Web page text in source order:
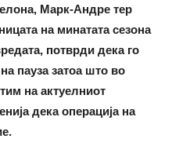
Марк-Андре тер
на минатата сезона
потврди дека го
пауза затоа што во
на актуелниот
дека операција на